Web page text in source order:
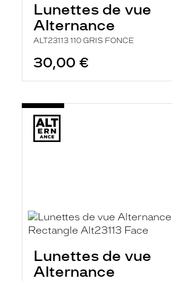
Lunettes de vue
Alternance
ALT23113 110 GRIS FONCE
30,00 €
Lunettes de vue
Alternance